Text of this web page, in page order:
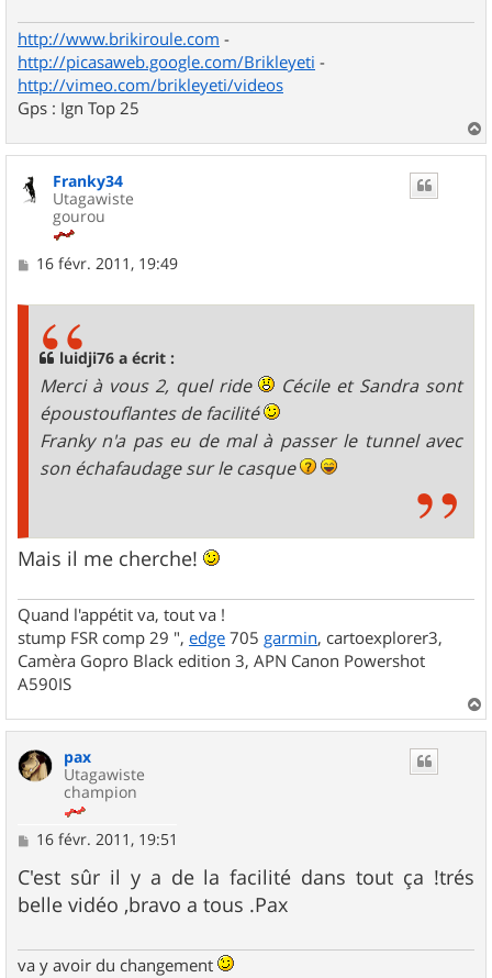
http://www.brikiroule.com -
http://picasaweb.google.com/Brikleyeti -
http://vimeo.com/brikleyeti/videos
Gps : Ign Top 25
a
u
Franky34
Utagawiste
gourou
M16 févr. 2011, 19:49
luidji76 a écrit :
Merci à vous 2, quel ride
Cécile et Sandra sont
époustouflantes de facilité
Franky n'a pas eu de mal à passer le tunnel avec
son échafaudage sur le casque
Mais il me cherche!
Quand l'appétit va, tout va !
stump FSR comp 29 ", edge 705 garmin, cartoexplorer3,
Camèra Gopro Black edition 3, APN Canon Powershot
A590IS
a
pax
Utagawiste
champion
M
s
s
a
16 févr. 2011, 19:51
C'est sûr il y a de la facilité dans tout ça !trés
belle vidéo ,bravo a tous .Pax
va y avoir du changement